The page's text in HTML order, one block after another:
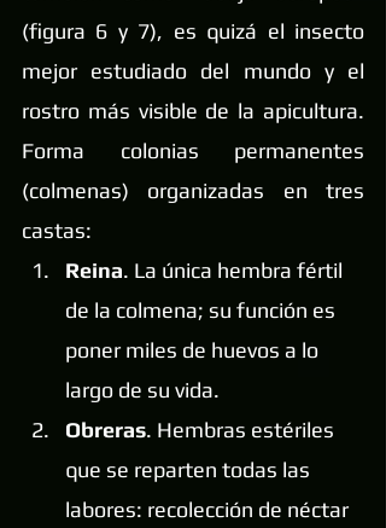
(figura 6 y 7), es quizá el insecto
mejor estudiado del mundo y el
rostro más visible de la apicultura.
Forma colonias permanentes
(colmenas) organizadas en tres
castas:
Reina. La única hembra fértil
de la colmena; su función es
poner miles de huevos a lo
largo de su vida.
Obreras. Hembras estériles
que se reparten todas las
labores: recolección de néctar